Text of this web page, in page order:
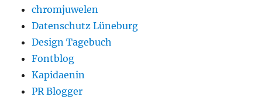
chromjuwelen
Datenschutz Lüneburg
Design Tagebuch
Fontblog
Kapidaenin
PR Blogger